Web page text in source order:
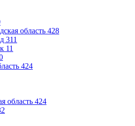
область 428
311
11
424
область 424